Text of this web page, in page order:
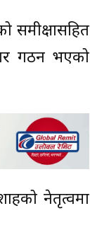
समीक्षासहित
गठन भएको
नेतृत्वमा